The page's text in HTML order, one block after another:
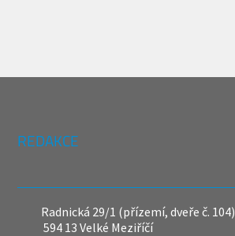
REDAKCE
Radnická 29/1 (přízemí, dveře č. 104)
594 13 Velké Meziříčí